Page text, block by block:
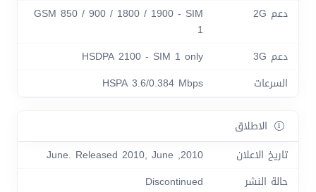
دعم 2G
GSM 850 / 900 / 1800 / 1900 - SIM
1
دعم 3G
HSDPA 2100 - SIM 1 only
السرعات
HSPA 3.6/0.384 Mbps
الاطلاق
تاريخ الاعلان
2010, June. Released 2010, June
حالة النشر
Discontinued